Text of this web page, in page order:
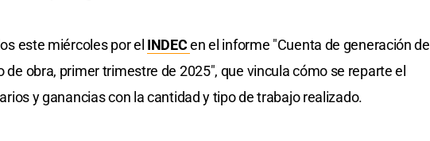
este miércoles por el INDECen el informe "Cuenta de generación del
de obra, primer trimestre de 2025", que vincula cómo se reparte el
y ganancias con la cantidad y tipo de trabajo realizado.